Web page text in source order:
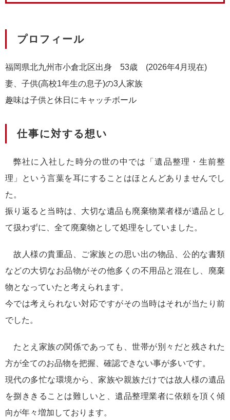
プロフィール
福岡県北九州市小倉北区出身 53歳 (2026年4月現在)
妻、子供(高校1年生の息子)の3人家族
趣味は子供と休日にキャッチボール
仕事に対する想い
弊社に入社した時分の世の中では「遺品整理・生前整
理」という言葉を耳にすることはほとんどありませんでし
た。
振り返ると当時は、大切な遺品も廃棄物業者様が遺品とし
て扱わずに、全て廃棄物として処理をしていました。
故人様の貴重品、ご家族との思い出の物品、公的な書類
などの大切なお品物がその他多くの不用品と混在し、廃棄
物となっていたと考えられます。
今では考えられない対応ですがその当時はそれが当たり前
でした。
たとえ家族の関係であっても、世帯が別々だと残された
方が全てのお品物を把握、確認できない事が多いです。
現代の多忙な環境から、家族や親族だけでは故人様の遺品
を捌ききることは難しいと、遺品整理業者に依頼を頂く傾
向が年々増加しております。